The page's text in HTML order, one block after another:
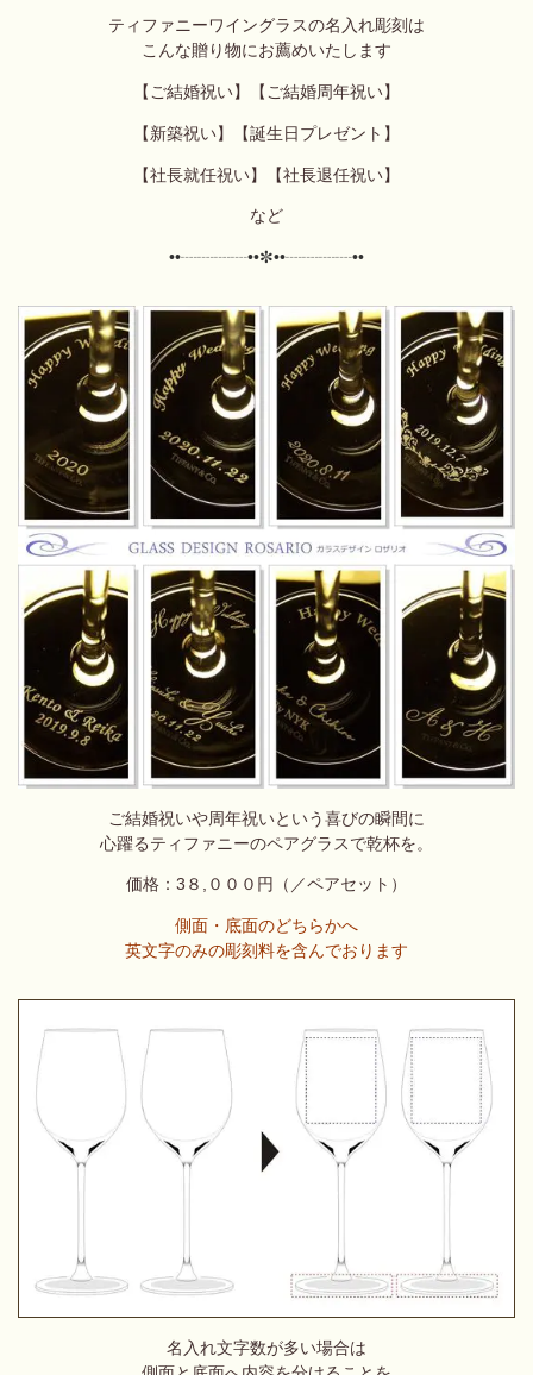
ティファニーワイングラスの名入れ彫刻は
こんな贈り物にお薦めいたします
【ご結婚祝い】【ご結婚周年祝い】
【新築祝い】【誕生日プレゼント】
【社長就任祝い】【社長退任祝い】
など
••┈┈┈┈••✼••┈┈┈┈••
ご結婚祝いや周年祝いという喜びの瞬間に
心躍るティファニーのペアグラスで乾杯を。
価格：3８,０ ００円（／ペアセット）
側面・底面のどちらかへ
英文字のみの彫刻料を含んでおります
名入れ文字数が多い場合は